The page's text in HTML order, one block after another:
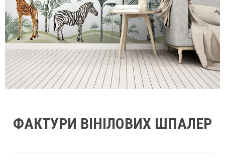
ФАКТУРИ ВІНІЛОВИХ ШПАЛЕР